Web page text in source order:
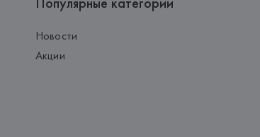
Новости
Акции